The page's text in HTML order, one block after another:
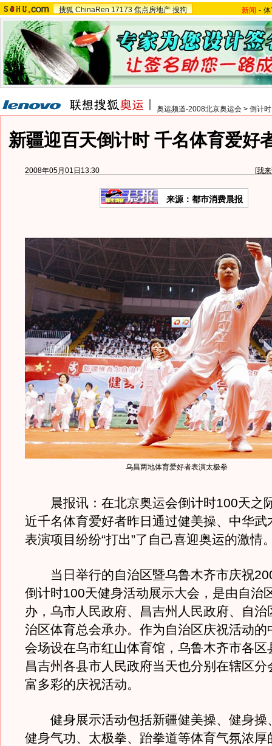
搜狐 ChinaRen 17173 焦点房地产 搜狗 新闻 -
奥运频道-2008北京奥运会 > 倒计
新疆迎百天倒计时 千名体育爱好
2008年05月01日13:30 [我
来源：都市消费晨报
乌昌两地体育爱好者表演太极拳
晨报讯：在北京奥运会倒计时100天之
近千名体育爱好者昨日通过健美操、中华武
表演项目纷纷“打出”了自己喜迎奥运的激情
当日举行的自治区暨乌鲁木齐市庆祝
倒计时100天健身活动展示大会，是由自治
办，乌市人民政府、昌吉州人民政府、自治
治区体育总会承办。作为自治区庆祝活动的
会场设在乌市红山体育馆，乌鲁木齐市各区
昌吉州各县市人民政府当天也分别在辖区分
富多彩的庆祝活动。
健身展示活动包括新疆健美操、健身操
健身气功、太极拳、跆拳道等体育气氛浓厚